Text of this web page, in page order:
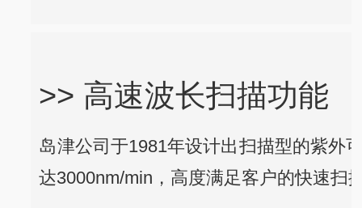
>> 高速波长扫描功能
岛津公司于1981年设计出扫描型的紫外
达3000nm/min，高度满足客户的快速扫